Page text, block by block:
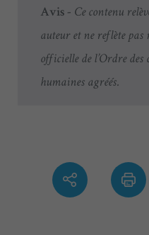
Avis - Ce contenu
auteur et ne reflète pas
officielle de l’Ordre des
humaines agréés.